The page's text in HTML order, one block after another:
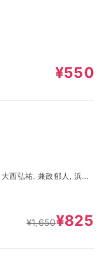
¥550
¥1,650¥825